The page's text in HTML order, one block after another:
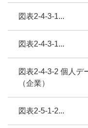
図表2-4-3-1...
図表2-4-3-1...
図表2-4-3-2 個人デ
（企業）
図表2-5-1-2...